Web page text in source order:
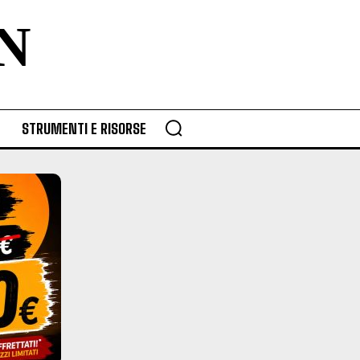
STRUMENTI E RISORSE